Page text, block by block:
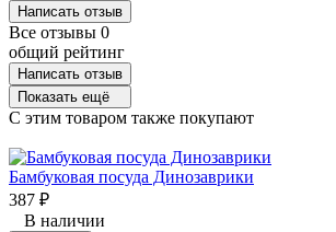
Написать отзыв
Все отзывы 0
общий рейтинг
Написать отзыв
Показать ещё
C этим товаром также покупают
Бамбуковая посуда Динозаврики
387 ₽
В наличии